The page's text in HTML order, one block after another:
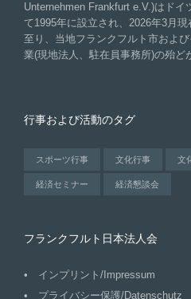
Unternehmen Frankfurt e.V.)はドイ
て1995年に設立され、2026年3月
至り、当地フランクフルト市およ
業(現地法人、駐在員事務所)の殆ど
行事および活動のタグ
スポーツ行事 文化行事 文
経済セミナー 経済懇談会
フランクフルト日本法人会
インプリント/Impressum
プライバシー保護/Datenschutz